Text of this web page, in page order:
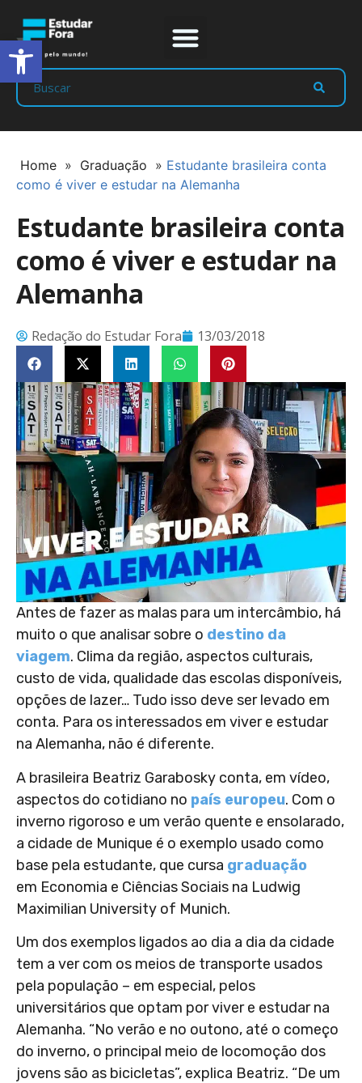
Home » Graduação » Estudante brasileira conta
como é viver e estudar na Alemanha
Estudante brasileira conta
como é viver e estudar na
Alemanha
Redação do Estudar Fora 13/03/2018
Antes de fazer as malas para um intercâmbio, há
muito o que analisar sobre o destino da
viagem. Clima da região, aspectos culturais,
custo de vida, qualidade das escolas disponíveis,
opções de lazer… Tudo isso deve ser levado em
conta. Para os interessados em viver e estudar
na Alemanha, não é diferente.
A brasileira Beatriz Garabosky conta, em vídeo,
aspectos do cotidiano no país europeu. Com o
inverno rigoroso e um verão quente e ensolarado,
a cidade de Munique é o exemplo usado como
base pela estudante, que cursa graduação
em Economia e Ciências Sociais na Ludwig
Maximilian University of Munich.
Um dos exemplos ligados ao dia a dia da cidade
tem a ver com os meios de transporte usados
pela população – em especial, pelos
universitários que optam por viver e estudar na
Alemanha. “No verão e no outono, até o começo
do inverno, o principal meio de locomoção dos
jovens são as bicicletas”, explica Beatriz. “De um
Abrir a barra de ferramentas